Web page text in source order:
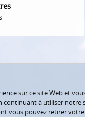
sur ce site Web et
à utiliser notre
vous pouvez retirer